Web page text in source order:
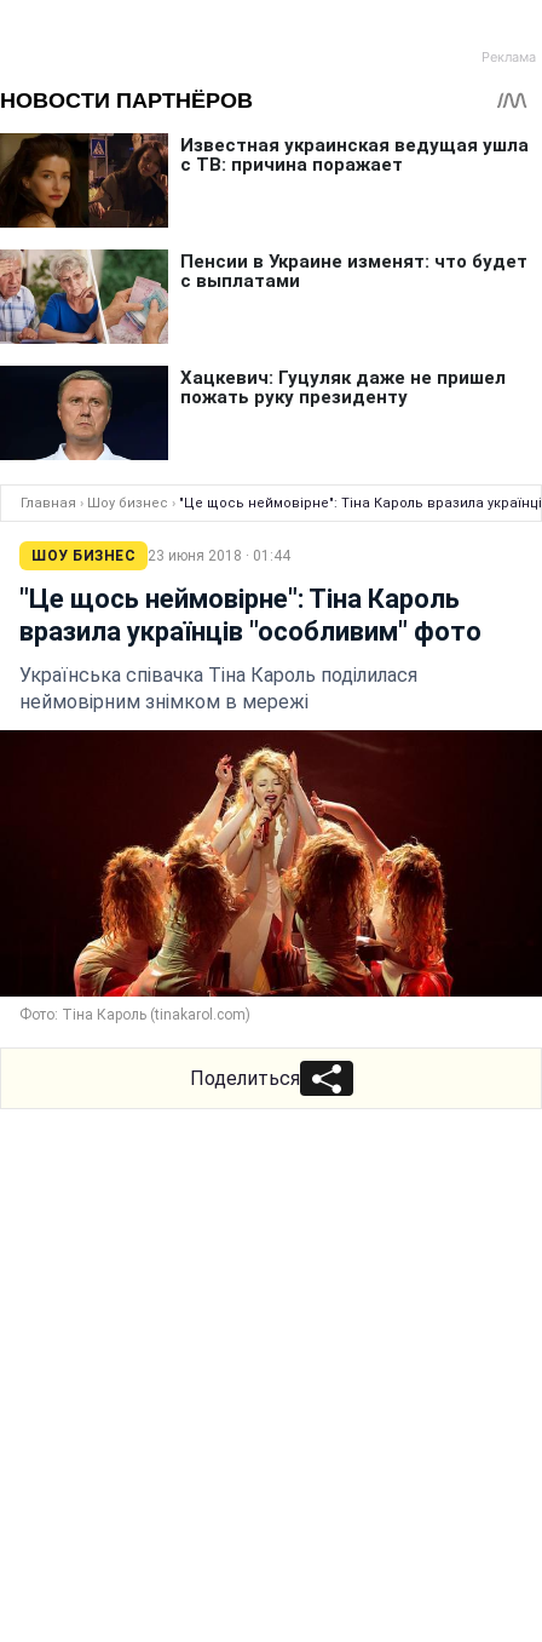
Главная › Шоу бизнес › "Це щось неймовірне": Тіна Кароль вразила
ШОУ БИЗНЕС 23 июня 2018 · 01:44
"Це щось неймовірне": Тіна Кароль
вразила українців "особливим" фото
Українська співачка Тіна Кароль поділилася
неймовірним знімком в мережі
Фото: Тіна Кароль (tinakarol.com)
Поделиться